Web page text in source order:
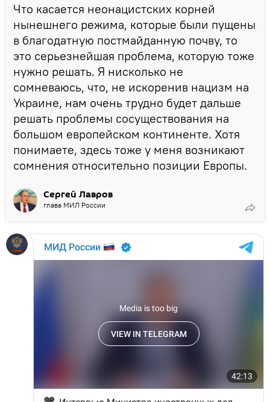
Что касается неонацистских корней
нынешнего режима, которые были пущены
в благодатную постмайданную почву, то
это серьезнейшая проблема, которую тоже
нужно решать. Я нисколько не
сомневаюсь, что, не искоренив нацизм на
Украине, нам очень трудно будет дальше
решать проблемы сосуществования на
большом европейском континенте. Хотя
понимаете, здесь тоже у меня возникают
сомнения относительно позиции Европы.
Сергей Лавров
глава МИЛ России